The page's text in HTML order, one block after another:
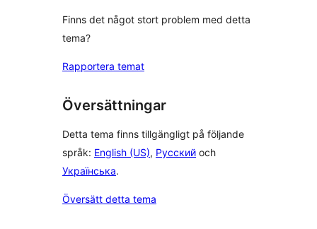
Finns det något stort problem med detta
tema?
Rapportera temat
Översättningar
Detta tema finns tillgängligt på följande
språk: English (US), Русский och
Українська.
Översätt detta tema